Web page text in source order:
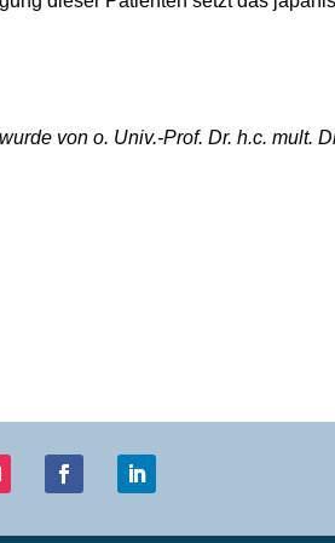
von o. Univ.-Prof.Dr. h.c. mult.